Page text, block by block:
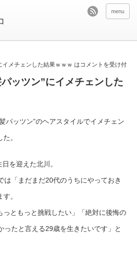
menu
イメチェンした結果ｗｗｗ はコメントを受け付
ッツン”にイメチェンした
パッツン”のヘアスタイルでイメチェン
。
を迎えた北川。
は「まだまだ20代のうちにやっておき
。
っともっと挑戦したい」「絶対に後悔の
ったと言える29歳を生きたいです」と